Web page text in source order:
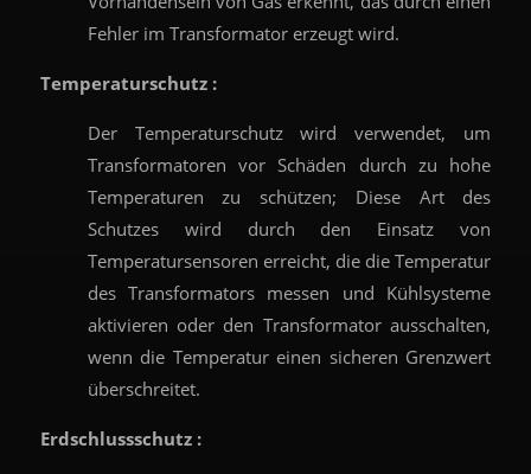
Fehler im Transformator erzeugt wird.
Temperaturschutz :
Der Temperaturschutz wird verwendet, um
Transformatoren vor Schäden durch zu hohe
Temperaturen zu schützen; Diese Art des
Schutzes wird durch den Einsatz von
Temperatursensoren erreicht, die die Temperatur
des Transformators messen und Kühlsysteme
aktivieren oder den Transformator ausschalten,
wenn die Temperatur einen sicheren Grenzwert
überschreitet.
Erdschlussschutz :